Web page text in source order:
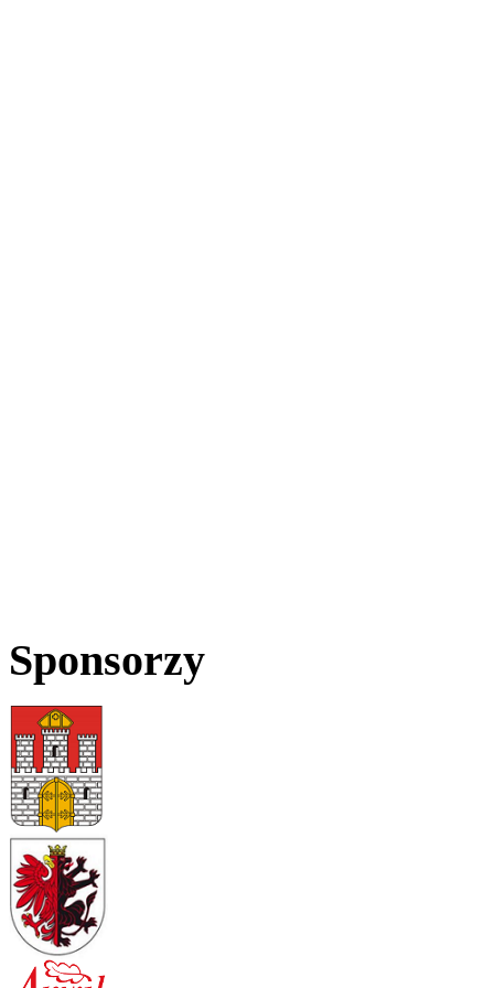
Sponsorzy